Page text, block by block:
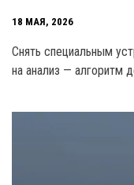
18 МАЯ, 2026
Снять специальным
на анализ — алгоритм